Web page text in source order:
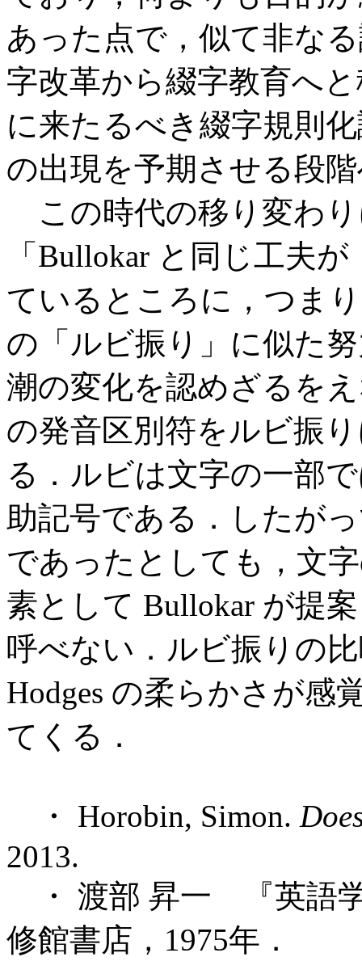
あった点で，似て非な
字改革から綴字教育へ
に来たるべき綴字規則化
の出現を予期させる段
この時代の移り変わ
「Bullokar と同じ工夫
ているところに，つま
の「ルビ振り」に似た
潮の変化を認めざるを
の発音区別符をルビ振
る．ルビは文字の一部
助記号である．したが
であったとしても，文
素として Bullokar が提
呼べない．ルビ振りの
Hodges の柔らかさが感
てくる．
・ Horobin, Simon.
2013.
・ 渡部 昇一 『英語
修館書店，1975年．